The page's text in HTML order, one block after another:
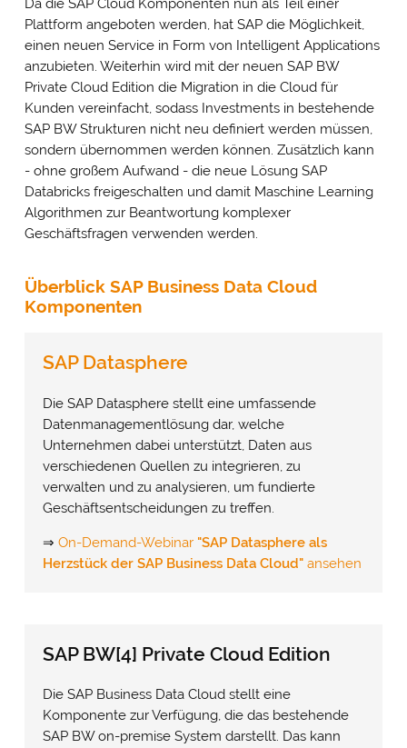
Da die SAP Cloud Komponenten nun als Teil einer
Plattform angeboten werden, hat SAP die Möglichkeit,
einen neuen Service in Form von Intelligent Applications
anzubieten. Weiterhin wird mit der neuen SAP BW
Private Cloud Edition die Migration in die Cloud für
Kunden vereinfacht, sodass Investments in bestehende
SAP BW Strukturen nicht neu definiert werden müssen,
sondern übernommen werden können. Zusätzlich kann
- ohne großem Aufwand - die neue Lösung SAP
Databricks freigeschalten und damit Maschine Learning
Algorithmen zur Beantwortung komplexer
Geschäftsfragen verwenden werden.
Überblick SAP Business Data Cloud
Komponenten
SAP Datasphere
Die SAP Datasphere stellt eine umfassende
Datenmanagementlösung dar, welche
Unternehmen dabei unterstützt, Daten aus
verschiedenen Quellen zu integrieren, zu
verwalten und zu analysieren, um fundierte
Geschäftsentscheidungen zu treffen.
⇒ On-Demand-Webinar "SAP Datasphere als
Herzstück der SAP Business Data Cloud"ansehen
SAP BW[4] Private Cloud Edition
Die SAP Business Data Cloud stellt eine
Komponente zur Verfügung, die das bestehende
SAP BW on-premise System darstellt. Das kann